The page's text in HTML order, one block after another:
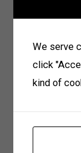
Анкет
Материал
оны
We serve
click
kind of